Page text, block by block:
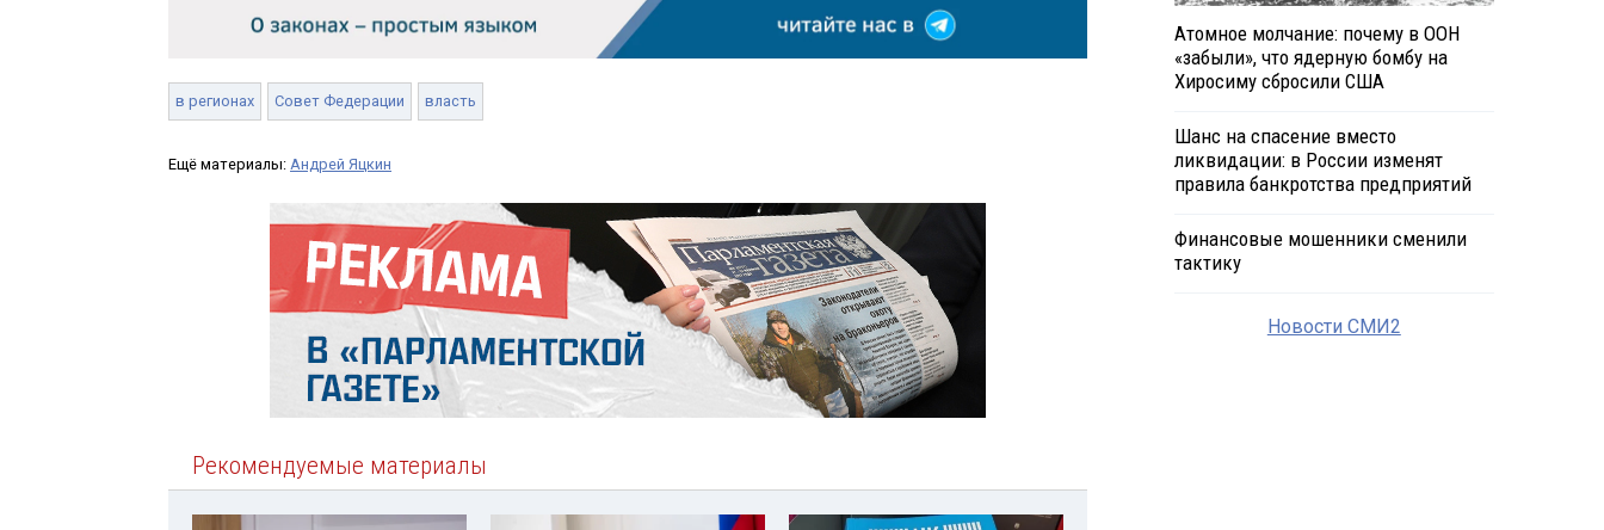
в регионах Совет Федерации власть
Ещё материалы: Андрей Яцкин
Рекомендуемые материалы
Атомное молчание: почему в ООН
«забыли», что ядерную бомбу на
Хиросиму сбросили США
Шанс на спасение вместо
ликвидации: в России изменят
правила банкротства предприятий
Финансовые мошенники сменили
тактику
Новости СМИ2